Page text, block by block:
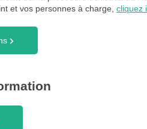
et vos personnes à charge, cliquez